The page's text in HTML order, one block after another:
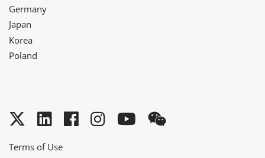
Germany
Japan
Korea
Poland
Twitter
LinkedInFacebook
Instagram
YouTube
Terms of Use